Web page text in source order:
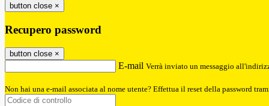
button close ×
Recupero password
button close ×
E-mail Verrà inviato un messaggio
Non hai una e-mail associata al nome utente? Effettua il reset della password